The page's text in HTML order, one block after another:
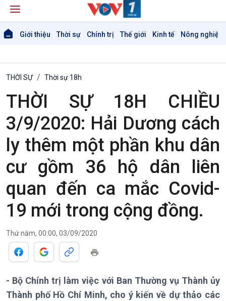
Giới thiệu Thời sự Chính trị Thế giới Kinh tế Nông nghiệp
Giới thiệu
Thời sự
Thời sự 6h
Thời sự 12h
Thời sự 18h
Thời sự 21h30
Bản tin
Chuyên mục
Chính trị
Thế giới
THỜI SỰ Thời sự 18h
THỜI SỰ 18H CHIỀU
3/9/2020: Hải Dương cách
ly thêm một phần khu dân
cư gồm 36 hộ dân liên
quan đến ca mắc Covid-
19 mới trong cộng đồng.
Thứ năm, 00:00, 03/09/2020
- Bộ Chính trị làm việc với Ban Thường vụ Thành ủy
Thành phố Hồ Chí Minh, cho ý kiến về dự thảo các